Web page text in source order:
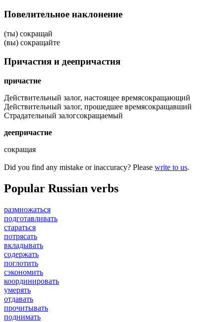
Повелительное наклонение
(ты) сокращай
(вы) сокращайте
Причастия и деепричастия
причастие
Действительный залог, настоящее времясокращающий
Действительный залог, прошедшее времясокращавший
Страдательный залогсокращаемый
деепричастие
сокращая
Did you find any mistake or inaccuracy? Please write to us.
Popular Russian verbs
размножаться
подготавливать
стараться
потрясать
вкладывать
содержать
поглотить
сэкономить
координировать
умерять
отдавать
прочитывать
поднимать